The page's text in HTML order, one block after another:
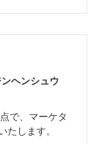
ヘンシュウ
で、マーケタ
たします。